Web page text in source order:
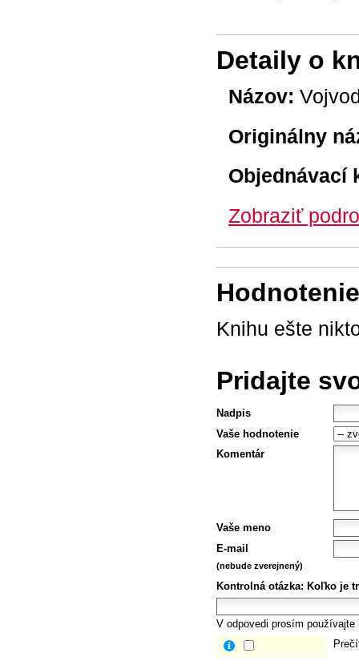
Detaily o
Názov:
Originálny
Objednávací
Zobraziť
Knihu ešte
Pridajte
Nadpis
Vaše hodnotenie
Komentár
Vaše meno
E-mail
(nebude zverejnený)
Kontrolná otázka: Koľko je
V odpovedi prosím